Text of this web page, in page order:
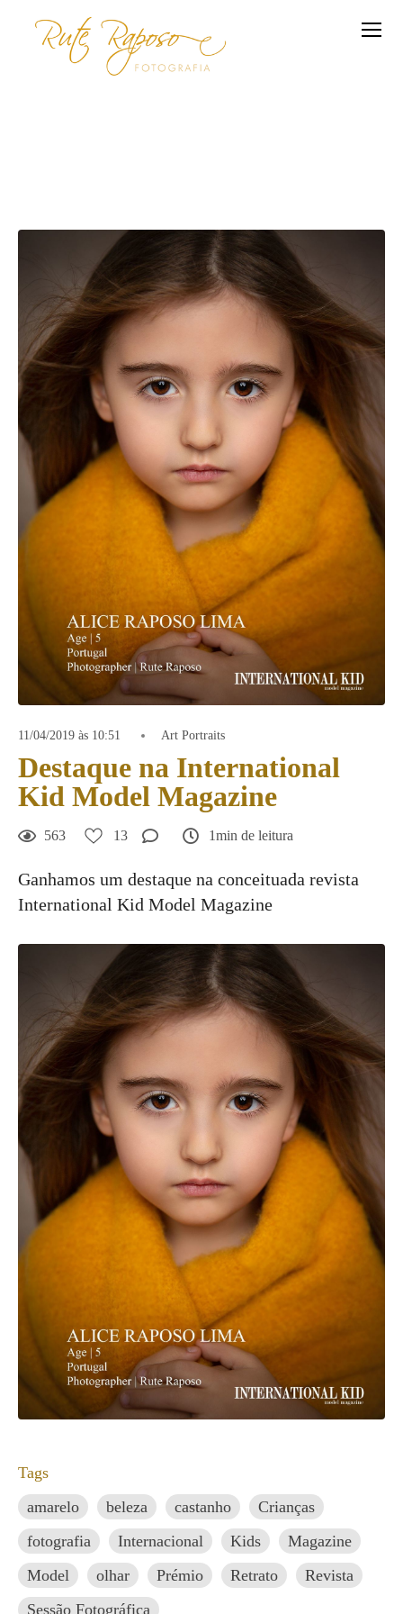
11/04/2019 às 10:51 Art Portraits
Destaque na International
Kid Model Magazine
563 13 1min de leitura
Ganhamos um destaque na conceituada revista
International Kid Model Magazine
Tags
amarelo
beleza castanho
Crianças
fotografia
Internacional Kids
Magazine
Model
olhar Prémio Retrato
Revista
Sessão Fotográfica